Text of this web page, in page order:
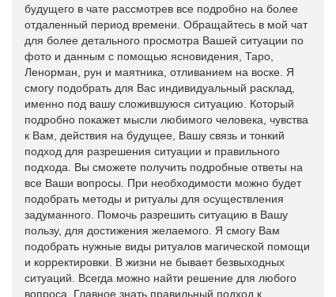
будущего в чате рассмотрев все подробно на более
отдаленный период времени. Обращайтесь в мой чат
для более детального просмотра Вашей ситуации по
фото и данным с помощью ясновидения, Таро,
Ленорман, рун и маятника, отливанием на воске. Я
смогу подобрать для Вас индивидуальный расклад,
именно под вашу сложившуюся ситуацию. Который
подробно покажет мысли любимого человека, чувства
к Вам, действия на будущее, Вашу связь и тонкий
подход для разрешения ситуации и правильного
подхода. Вы сможете получить подробные ответы на
все Ваши вопросы. При необходимости можно будет
подобрать методы и ритуалы для осуществления
задуманного. Помочь разрешить ситуацию в Вашу
пользу, для достижения желаемого. Я смогу Вам
подобрать нужные виды ритуалов магической помощи
и корректировки. В жизни не бывает безвыходных
ситуаций. Всегда можно найти решение для любого
вопроса. Главное знать правильный подход к